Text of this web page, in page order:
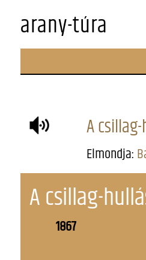
arany-túra
A
Elmondja:
A csillag-
1867